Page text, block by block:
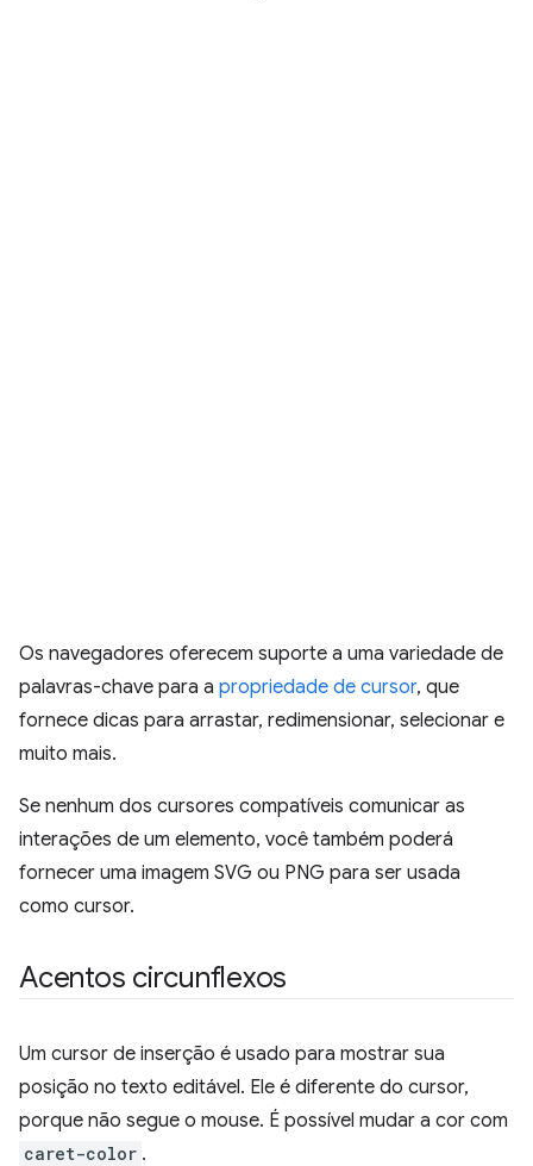
Os navegadores oferecem suporte a uma variedade de
palavras-chave para a propriedade de cursor, que
fornece dicas para arrastar, redimensionar, selecionar e
muito mais.
Se nenhum dos cursores compatíveis comunicar as
interações de um elemento, você também poderá
fornecer uma imagem SVG ou PNG para ser usada
como cursor.
Acentos circunflexos
Um cursor de inserção é usado para mostrar sua
posição no texto editável. Ele é diferente do cursor,
porque não segue o mouse. É possível mudar a cor com
caret-color .